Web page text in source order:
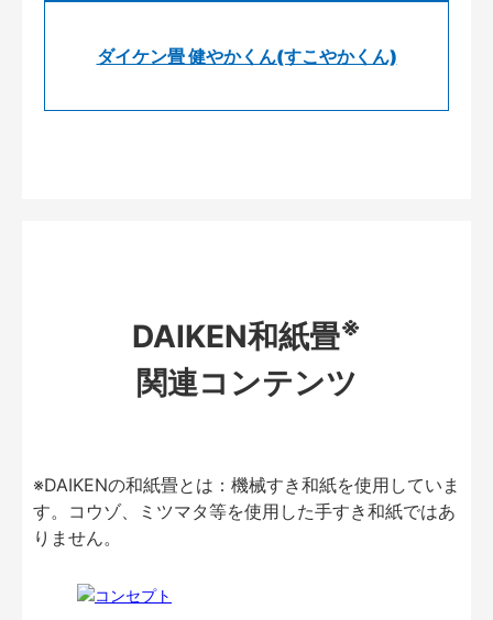
ダイケン畳 健やかくん(すこやかくん)
DAIKEN和紙畳※
関連コンテンツ
※DAIKENの和紙畳とは：機械すき和紙を使用していま
す。コウゾ、ミツマタ等を使用した手すき和紙ではあ
りません。